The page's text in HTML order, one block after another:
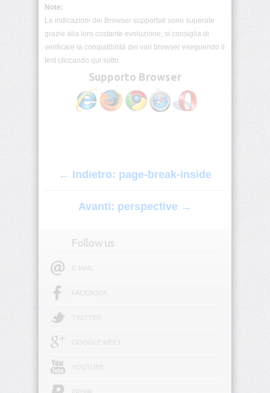
background-
color
background-
background-
repeat
size
block-
size
Note:
Le indicazioni dei Browser supportati sono superate
grazie alla loro costante evoluzione, si consiglia di
verificare la compatibilità dei vari browser eseguendo il
test cliccando qui sotto.
Supporto Browser
← Indietro: page-break-inside
Avanti: perspective →
Follow us
E-MAIL
FACEBOOK
TWITTER
GOOGLE MEET
YOUTUBE